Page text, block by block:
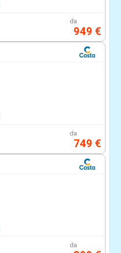
da
949 €
da
749 €
da